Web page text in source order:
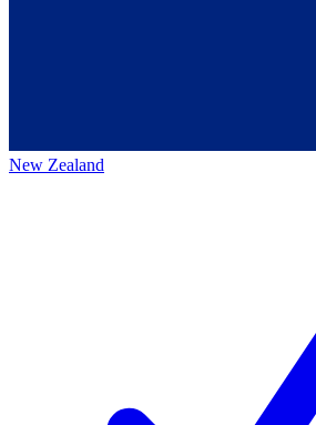
New Zealand